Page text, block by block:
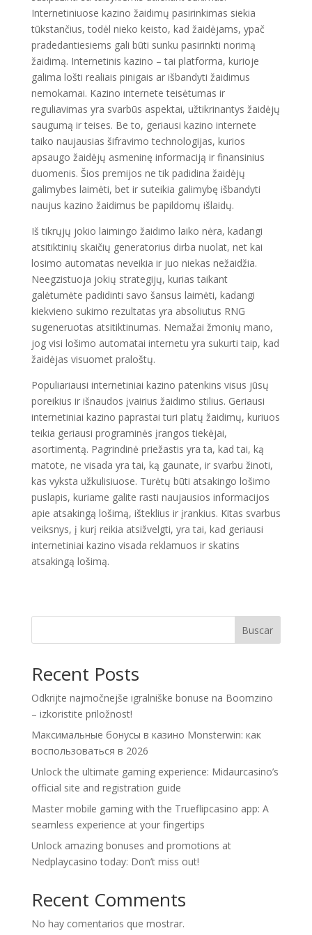
Internetiniuose kazino žaidimų pasirinkimas siekia
tūkstančius, todėl nieko keisto, kad žaidėjams, ypač
pradedantiesiems gali būti sunku pasirinkti norimą
žaidimą. Internetinis kazino – tai platforma, kurioje
galima lošti realiais pinigais ar išbandyti žaidimus
nemokamai. Kazino internete teisėtumas ir
reguliavimas yra svarbūs aspektai, užtikrinantys žaidėjų
saugumą ir teises. Be to, geriausi kazino internete
taiko naujausias šifravimo technologijas, kurios
apsaugo žaidėjų asmeninę informaciją ir finansinius
duomenis. Šios premijos ne tik padidina žaidėjų
galimybes laimėti, bet ir suteikia galimybę išbandyti
naujus kazino žaidimus be papildomų išlaidų.
Iš tikrųjų jokio laimingo žaidimo laiko nėra, kadangi
atsitiktinių skaičių generatorius dirba nuolat, net kai
losimo automatas neveikia ir juo niekas nežaidžia.
Neegzistuoja jokių strategijų, kurias taikant
galėtumėte padidinti savo šansus laimėti, kadangi
kiekvieno sukimo rezultatas yra absoliutus RNG
sugeneruotas atsitiktinumas. Nemažai žmonių mano,
jog visi lošimo automatai internetu yra sukurti taip, kad
žaidėjas visuomet praloštų.
Populiariausi internetiniai kazino patenkins visus jūsų
poreikius ir išnaudos įvairius žaidimo stilius. Geriausi
internetiniai kazino paprastai turi platų žaidimų, kuriuos
teikia geriausi programinės įrangos tiekėjai,
asortimentą. Pagrindinė priežastis yra ta, kad tai, ką
matote, ne visada yra tai, ką gaunate, ir svarbu žinoti,
kas vyksta užkulisiuose. Turėtų būti atsakingo lošimo
puslapis, kuriame galite rasti naujausios informacijos
apie atsakingą lošimą, išteklius ir įrankius. Kitas svarbus
veiksnys, į kurį reikia atsižvelgti, yra tai, kad geriausi
internetiniai kazino visada reklamuos ir skatins
atsakingą lošimą.
Buscar
Recent Posts
Odkrijte najmočnejše igralniške bonuse na Boomzino
– izkoristite priložnost!
Максимальные бонусы в казино Monsterwin: как
воспользоваться в 2026
Unlock the ultimate gaming experience: Midaurcasino’s
official site and registration guide
Master mobile gaming with the Trueflipcasino app: A
seamless experience at your fingertips
Unlock amazing bonuses and promotions at
Nedplaycasino today: Don’t miss out!
Recent Comments
No hay comentarios que mostrar.